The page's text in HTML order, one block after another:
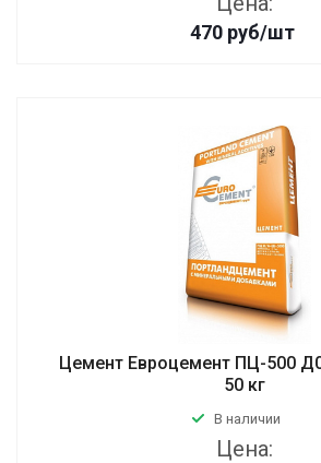
470 руб/шт
Цемент Евроцемент ПЦ-500
50 кг
В наличии
Цена: